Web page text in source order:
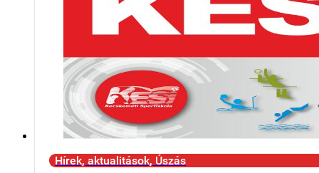
Hírek, aktualitások, Úszás